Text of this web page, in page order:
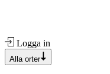
Logga in
Alla orter